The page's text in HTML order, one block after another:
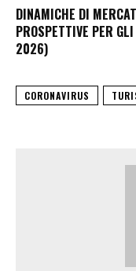
DINAMICHE DI
PROSPETTIVE PER
2026)
CORONAVIRUS